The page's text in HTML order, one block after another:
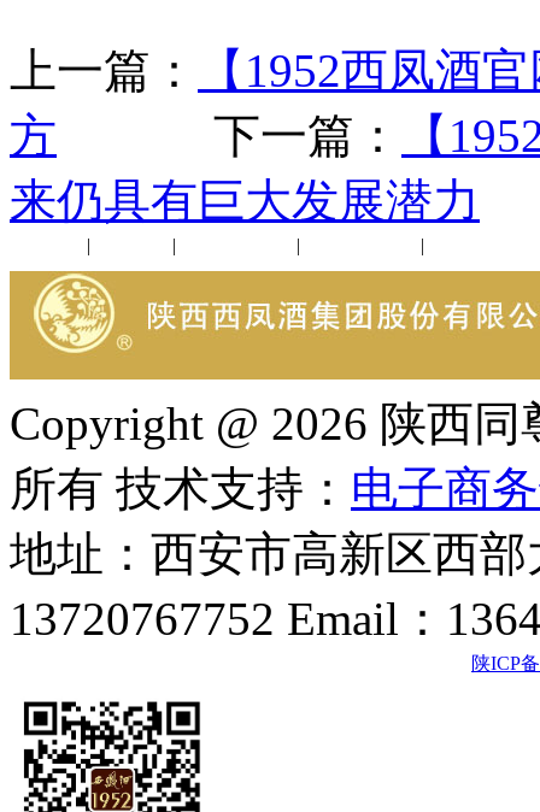
上一篇：
【1952西凤酒
方 下一篇：
【
来仍具有巨大发展潜力
| | | |
Copyright @ 2026 陕西
所有 技术支持： 电子商
地址：西安市高新区西
13720767752 Email：
陕ICP